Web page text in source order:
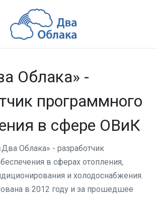
Облака» -
программного
в сфере ОВиК
Облака» - разработчик
в сферах отопления,
и холодоснабжения.
в 2012 году и за прошедшее